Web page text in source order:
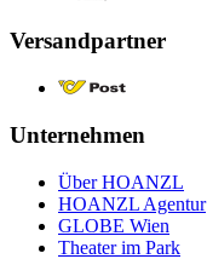
Versandpartner
Unternehmen
Über HOANZL
HOANZL Agentur
GLOBE Wien
Theater im Park